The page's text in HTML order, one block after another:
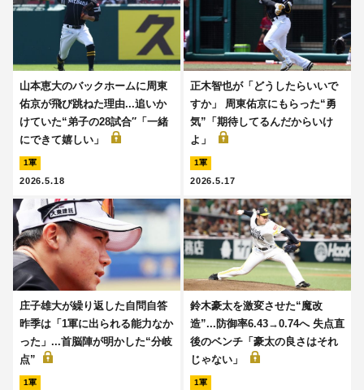
山本恵大のバックホームに周東
佑京が飛び跳ねた理由...追いか
けていた“弟子の28試合′′「一緒
にできて嬉しい」
1軍
2026.5.18
正木智也が「どうしたらいいで
すか」 周東佑京にもらった“勇
気”「期待してるんだからいけ
よ」
1軍
2026.5.17
庄子雄大が繰り返した自問自答
昨季は「1軍に出られる能力なか
った」...首脳陣が明かした“分岐
点”
1軍
鈴木豪太を激変させた“魔改
造”...防御率6.43→0.74へ 失点直
後のベンチ「豪太の良さはそれ
じゃない」
1軍